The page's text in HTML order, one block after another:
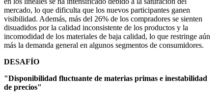
mercado, lo que dificulta que los nuevos participantes ganen
visibilidad. Además, más del 26% de los compradores se sienten
disuadidos por la calidad inconsistente de los productos y la
incomodidad de los materiales de baja calidad, lo que restringe aún
más la demanda general en algunos segmentos de consumidores.
DESAFÍO
"Disponibilidad fluctuante de materias primas e inestabilidad
de precios"